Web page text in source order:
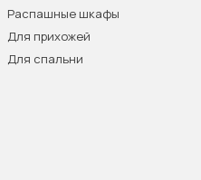
Распашные шкафы
Для прихожей
Для спальни